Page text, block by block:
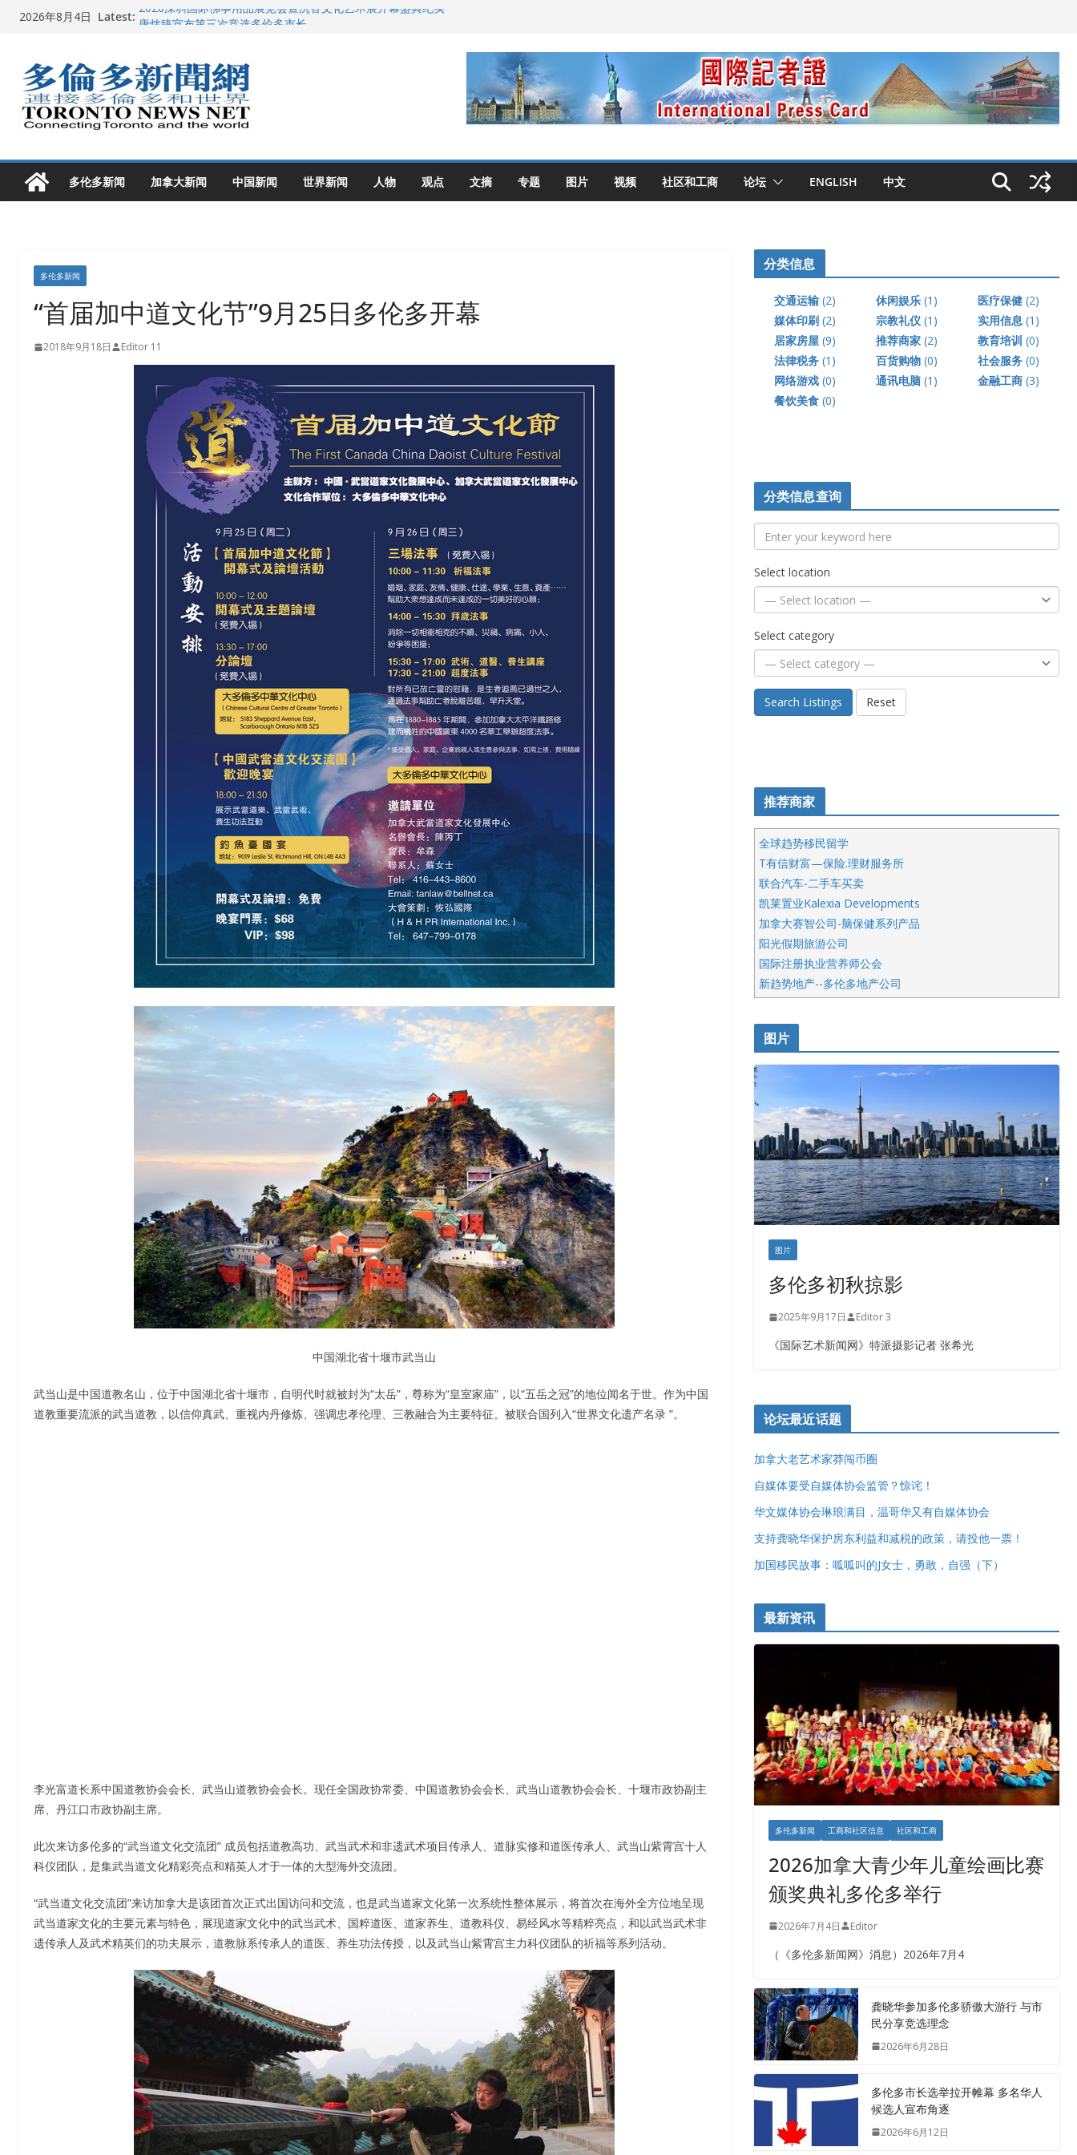
Skip2026年8月4日 Latest: 2026深圳国际佛事用品展览会暨沉香文化艺术展开幕盛典纪实
龚晓华参加多伦多骄傲大游行 与市民分享竞选理念
多伦多市长选举拉开帷幕 多名华人候选人宣布角逐
多伦多新闻 加拿大新闻 中国新闻 世界新闻 人物 观点 文摘 专题 图片 视频 社区和工商 论坛 ENGLISH 中文
多伦多新闻
“首届加中道文化节”9月25日多伦多开幕
2018年9月18日 Editor 11
中国湖北省十堰市武当山
武当山是中国道教名山，位于中国湖北省十堰市，自明代时就被封为“太岳”，尊称为“皇室家庙”，以“五岳之冠”的地位闻名于世。作为中国
道教重要流派的武当道教，以信仰真武、重视内丹修炼、强调忠孝伦理、三教融合为主要特征。被联合国列入“世界文化遗产名录 ”。
李光富道长系中国道教协会会长、武当山道教协会会长。现任全国政协常委、中国道教协会会长、武当山道教协会会长、十堰市政协副主
席、丹江口市政协副主席。
此次来访多伦多的“武当道文化交流团” 成员包括道教高功、武当武术和非遗武术项目传承人、道脉实修和道医传承人、武当山紫霄宫十人
科仪团队，是集武当道文化精彩亮点和精英人才于一体的大型海外交流团。
“武当道文化交流团”来访加拿大是该团首次正式出国访问和交流，也是武当道家文化第一次系统性整体展示，将首次在海外全方位地呈现
武当道家文化的主要元素与特色，展现道家文化中的武当武术、国粹道医、道家养生、道教科仪、易经风水等精粹亮点，和以武当武术非
遗传承人及武术精英们的功夫展示，道教脉系传承人的道医、养生功法传授，以及武当山紫霄宫主力科仪团队的祈福等系列活动。
分类信息
交通运输 (2) 休闲娱乐 (1) 医疗保健 (2)
媒体印刷 (2) 宗教礼仪 (1) 实用信息 (1)
居家房屋 (9) 推荐商家 (2) 教育培训 (0)
法律税务 (1) 百货购物 (0) 社会服务 (0)
网络游戏 (0) 通讯电脑 (1) 金融工商 (3)
餐饮美食 (0)
分类信息查询
Select location
Select category
Search Listings Reset
推荐商家
全球趋势移民留学
T有信财富—保险.理财服务所
联合汽车-二手车买卖
凯莱置业Kalexia Developments
加拿大赛智公司-脑保健系列产品
阳光假期旅游公司
国际注册执业营养师公会
新趋势地产--多伦多地产公司
呱呱电器
开明车行KS CAR SALES & SERVICE
健健宝公司
皇后金融集团
正点印艺设计
图片
图片
多伦多初秋掠影
2025年9月17日 Editor 3
《国际艺术新闻网》特派摄影记者 张希光
论坛最近话题
加拿大老艺术家莽闯币圈
自媒体要受自媒体协会监管？惊诧！
华文媒体协会琳琅满目，温哥华又有自媒体协会
支持龚晓华保护房东利益和减税的政策，请投他一票！
加国移民故事：呱呱叫的J女士，勇敢，自强（下）
最新资讯
多伦多新闻 工商和社区信息 社区和工商
2026加拿大青少年儿童绘画比赛
颁奖典礼多伦多举行
2026年7月4日 Editor
（《多伦多新闻网》消息）2026年7月4
龚晓华参加多伦多骄傲大游行 与市
民分享竞选理念
2026年6月28日
多伦多市长选举拉开帷幕 多名华人
候选人宣布角逐
2026年6月12日